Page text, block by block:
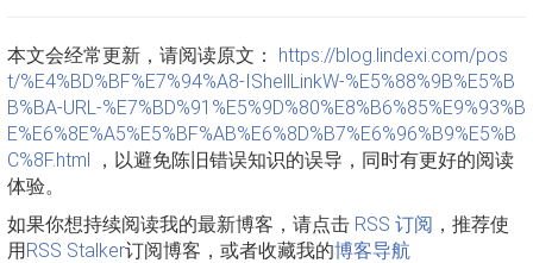
本文会经常更新，请阅读原文： https://blog.lindexi.com/pos
t/%E4%BD%BF%E7%94%A8-IShellLinkW-%E5%88%9B%E5%B
B%BA-URL-%E7%BD%91%E5%9D%80%E8%B6%85%E9%93%B
E%E6%8E%A5%E5%BF%AB%E6%8D%B7%E6%96%B9%E5%B
C%8F.html ，以避免陈旧错误知识的误导，同时有更好的阅读
体验。
如果你想持续阅读我的最新博客，请点击 RSS 订阅 ，推荐使
用RSS Stalker订阅博客，或者收藏我的博客导航